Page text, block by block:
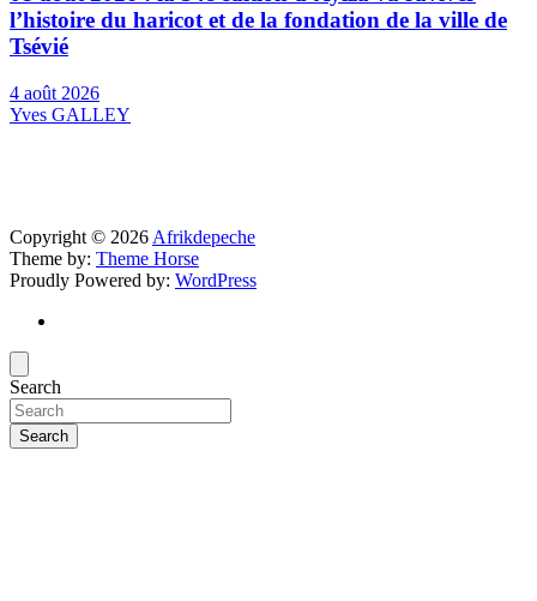
l’histoire du haricot et de la fondation de la ville de
Tsévié
4 août 2026
Yves GALLEY
Copyright © 2026 Afrikdepeche
Theme by: Theme Horse
Proudly Powered by: WordPress
Search
Search